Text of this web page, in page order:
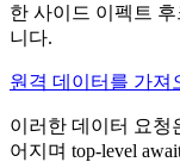
한 사이드 이펙트 후
니다.
원격 데이터를 가져
이러한 데이터 요청
어지며 top-level